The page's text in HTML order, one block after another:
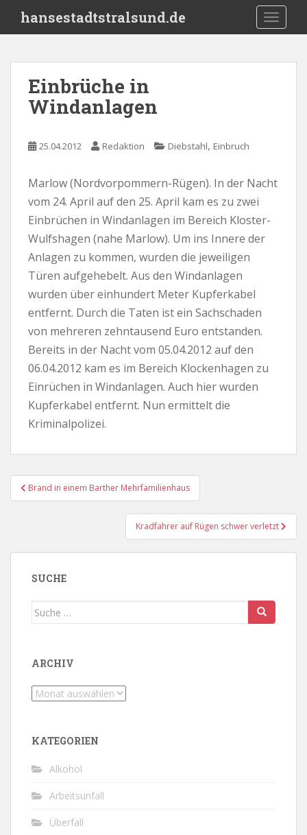
i
hansestadtstralsund.de
Einbrüche in
Windanlagen
25.04.2012 Redaktion Diebstahl, Einbruch
Marlow (Nordvorpommern-Rügen). In der Nacht
vom 24. April auf den 25. April kam es zu zwei
Einbrüchen in Windanlagen im Bereich Kloster-
Wulfshagen (nahe Marlow). Um ins Innere der
Anlagen zu kommen, wurden die jeweiligen
Türen aufgehebelt. Aus den Windanlagen
wurden über einhundert Meter Kupferkabel
entfernt. Durch die Taten ist ein Sachschaden
von mehreren zehntausend Euro entstanden.
Bereits in der Nacht vom 05.04.2012 auf den
06.04.2012 kam es im Bereich Klockenhagen zu
Einrüchen in Windanlagen. Auch hier wurden
Kupferkabel entfernt. Nun ermittelt die
Kriminalpolizei.
Beitragsnavigation
Brand in einem Barther Mehrfamilienhaus
Kradfahrer auf Rügen schwer verletzt
SUCHE
Suche
ARCHIV
Archiv
KATEGORIEN
Alkohol
Arbeitsunfall
Überfall